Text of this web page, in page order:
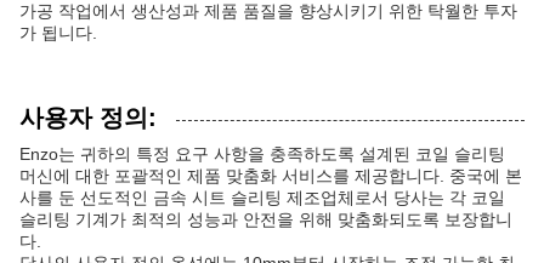
가공 작업에서 생산성과 제품 품질을 향상시키기 위한 탁월한 투자
가 됩니다.
사용자 정의:
Enzo는 귀하의 특정 요구 사항을 충족하도록 설계된 코일 슬리팅
머신에 대한 포괄적인 제품 맞춤화 서비스를 제공합니다. 중국에 본
사를 둔 선도적인 금속 시트 슬리팅 제조업체로서 당사는 각 코일
슬리팅 기계가 최적의 성능과 안전을 위해 맞춤화되도록 보장합니
다.